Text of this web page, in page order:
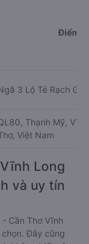
Điểm đi
3 Lộ Tẻ Rạch Giá
Thạnh Mỹ,
Việt Nam
Long
và uy tín
Cần Thơ Vĩnh
Đây cũng